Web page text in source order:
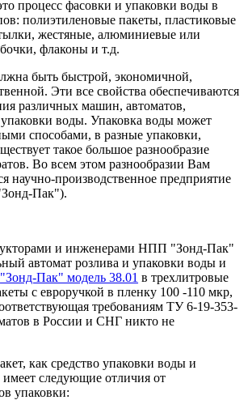
процесс фасовки и упаковки воды в
полиэтиленовые пакеты, пластиковые
жестяные, алюминиевые или
флаконы и т.д.
быть быстрой, экономичной,
Эти все свойства обеспечиваются
различных машин, автоматов,
воды. Упаковка воды может
способами, в разные упаковки,
такое большое разнообразие
Во всем этом разнообразии Вам
научно-производственное предприятие
Пак").
и инженерами НПП "Зонд-Пак"
автомат розлива и упаковки воды и
"Зонд-Пак" модель 38.01 в трехлитровые
с евроручкой в пленку 100 -110 мкр,
требованиям ТУ 6-19-353-
в России и СНГ никто не
как средство упаковки воды и
следующие отличия от
упаковки: